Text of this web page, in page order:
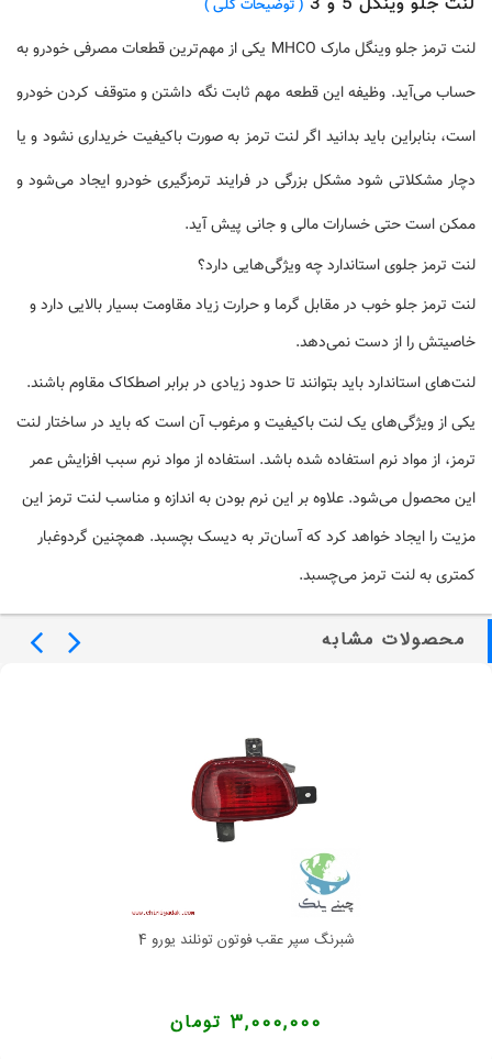
( توضیحات کلی )
لنت ترمز جلو وینگل مارک MHCO یکی از مهم‌ترین قطعات مصرفی خودرو به
حساب می‌آید. وظیفه این قطعه مهم ثابت نگه داشتن و متوقف کردن خودرو
است، بنابراین باید بدانید اگر لنت ترمز به صورت با‌کیفیت خریداری نشود و یا
دچار مشکلاتی شود مشکل بزرگی در فرایند ترمز‌گیری خودرو ایجاد می‌شود و
ممکن است حتی خسارات مالی و جانی پیش آید.
لنت ترمز جلوی استاندارد چه ویژگی‌هایی دارد؟
لنت ترمز جلو خوب در مقابل گرما و حرارت زیاد مقاومت بسیار بالایی دارد و
خاصیتش را از دست نمی‌دهد.
لنت‌های استاندارد باید بتوانند تا حدود زیادی در برابر اصطکاک مقاوم باشند.
یکی از ویژگی‌های یک لنت با‌کیفیت و مرغوب آن است که باید در ساختار لنت
ترمز، از مواد نرم استفاده شده باشد. استفاده از مواد نرم سبب افزایش عمر
این محصول می‌شود. علاوه بر این نرم بودن به اندازه و مناسب لنت ترمز این
مزیت را ایجاد خواهد کرد که آسان‌تر به دیسک بچسبد. همچنین گردوغبار
کمتری به لنت ترمز می‌چسبد.
محصولات مشابه
شبرنگ سپر عقب فوتون تونلند یورو 4
3,000,000 تومان